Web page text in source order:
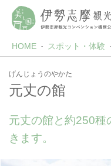
HOME スポット・体験
げんじょうのやかた
元丈の館
元丈の館と約250種
きます。